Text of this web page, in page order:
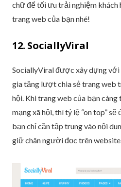
chữ để tối ưu trải nghiệm khách
trang web của bạn nhé!
12. SociallyViral
SociallyViral được xây dựng với
gia tăng lượt chia sẻ trang web
hội. Khi trang web của bạn
mạng xã hội, thì tỷ lệ “on top” sẽ
bạn chỉ cần tập trung vào nội
giữ chân người đọc trên website.